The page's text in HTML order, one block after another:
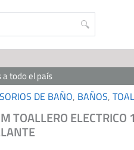
a todo el país
DE BAÑO, BAÑOS,
TOALLERO